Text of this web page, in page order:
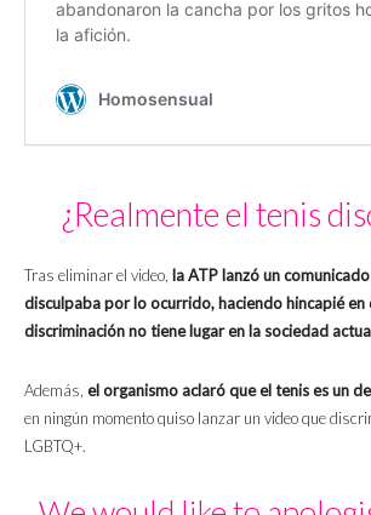
¿Realmente el tenis
Tras eliminar el video, la ATP lanzó un
disculpaba por lo ocurrido, haciendo hincapié en
discriminación no tiene lugar en la sociedad
Además, el organismo aclaró que el tenis es un
en ningún momento quiso lanzar un video que
LGBTQ+.